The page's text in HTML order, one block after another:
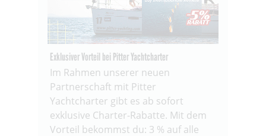
Exklusiver Vorteil bei Pitter Yachtcharter
Im Rahmen unserer neuen
Partnerschaft mit Pitter
Yachtcharter gibt es ab sofort
exklusive Charter-Rabatte. Mit dem
Vorteil bekommst du: 3 % auf alle